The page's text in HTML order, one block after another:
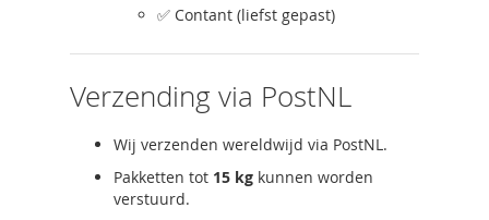
✅ Contant (liefst gepast)
Verzending via PostNL
Wij verzenden wereldwijd via PostNL.
Pakketten tot 15 kg kunnen worden
verstuurd.